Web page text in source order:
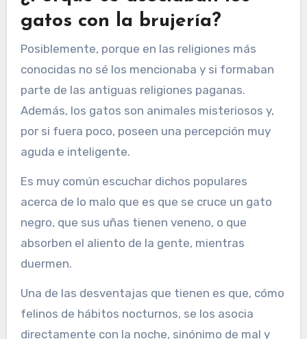
gatos con la brujería?
Posiblemente, porque en las religiones más
conocidas no sé los mencionaba y si formaban
parte de las antiguas religiones paganas.
Además, los gatos son animales misteriosos y,
por si fuera poco, poseen una percepción muy
aguda e inteligente.
Es muy común escuchar dichos populares
acerca de lo malo que es que se cruce un gato
negro, que sus uñas tienen veneno, o que
absorben el aliento de la gente, mientras
duermen.
Una de las desventajas que tienen es que, cómo
felinos de hábitos nocturnos, se los asocia
directamente con la noche, sinónimo de mal y